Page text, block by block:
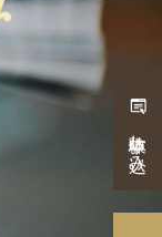
体験申し込み